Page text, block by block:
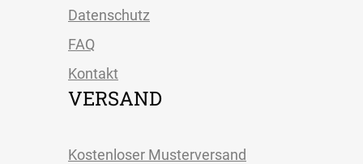
Datenschutz
FAQ
Kontakt
VERSAND
Kostenloser Musterversand